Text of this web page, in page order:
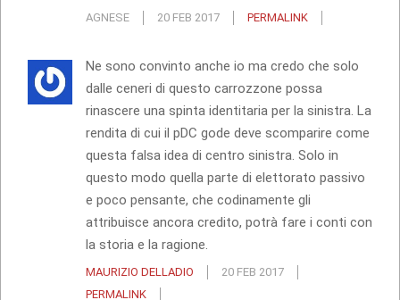
AGNESE 20 FEB 2017 PERMALINK
Ne sono convinto anche io ma credo che solo
dalle ceneri di questo carrozzone possa
rinascere una spinta identitaria per la sinistra. La
rendita di cui il pDC gode deve scomparire come
questa falsa idea di centro sinistra. Solo in
questo modo quella parte di elettorato passivo
e poco pensante, che codinamente gli
attribuisce ancora credito, potrà fare i conti con
la storia e la ragione.
MAURIZIO DELLADIO
20 FEB 2017
PERMALINK